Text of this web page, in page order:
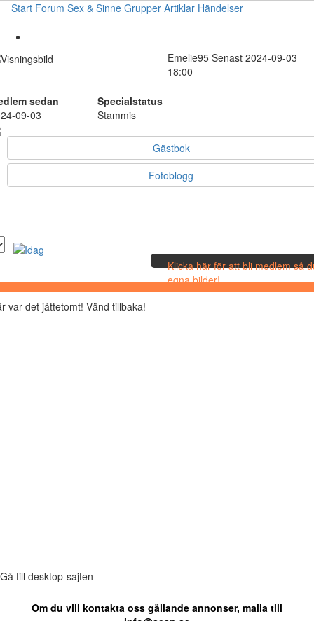
Start Forum Sex & Sinne Grupper Artiklar Händelser
Emelie95 Senast 2024-09-03
18:00
sedan
Specialstatus
09-03
Stammis
Gästbok
Fotoblogg
Klicka här för att bli medlem så
egna bilder!
var det jättetomt! Vänd tillbaka!
Gå till desktop-sajten
Om du vill kontakta oss gällande annonser, maila till